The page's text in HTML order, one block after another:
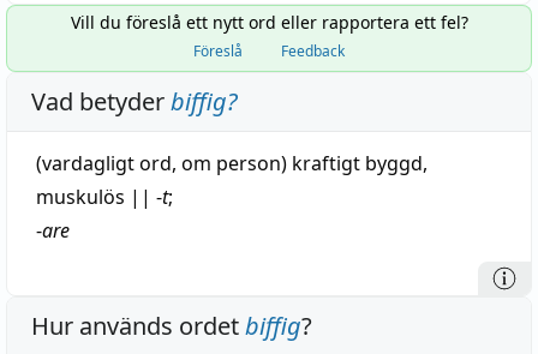
Vill du föreslå ett nytt ord eller rapportera ett fel?
Föreslå Feedback
Vad betyderbiffig?
(vardagligt ord, om person) kraftigt byggd,
muskulös || -t;
-are
Hur används ordetbiffig?